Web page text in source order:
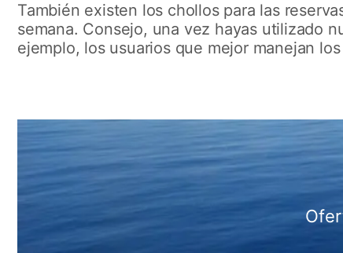
También existen los chollos para las
semana. Consejo, una vez hayas utilizado
ejemplo, los usuarios que mejor manejan